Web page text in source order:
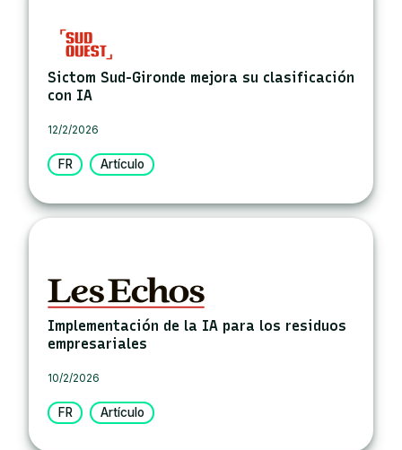
Sictom Sud-Gironde mejora su clasificación
con IA
12/2/2026
FR Artículo
Implementación de la IA para los residuos
empresariales
10/2/2026
FR Artículo